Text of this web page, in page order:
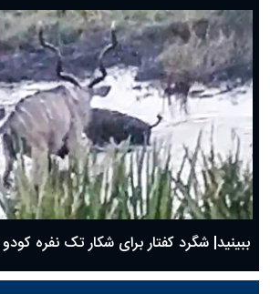
ببینید| شگرد کفتار برای شکار تک نفره کودو